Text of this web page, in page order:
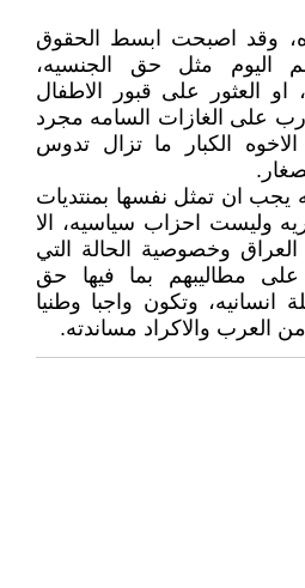
وقد اصبحت ابسط الحقوق
اليوم مثل حق الجنسيه،
او العثور على قبور الاطفال
على الغازات السامه مجرد
الكبار ما تزال تدوس
يجب ان تمثل نفسها بمنتديات
وليست احزاب سياسيه، الا
العراق وخصوصية الحالة التي
على مطاليبهم بما فيها حق
وتكون واجبا وطنيا
العرب والاكراد مساندته.